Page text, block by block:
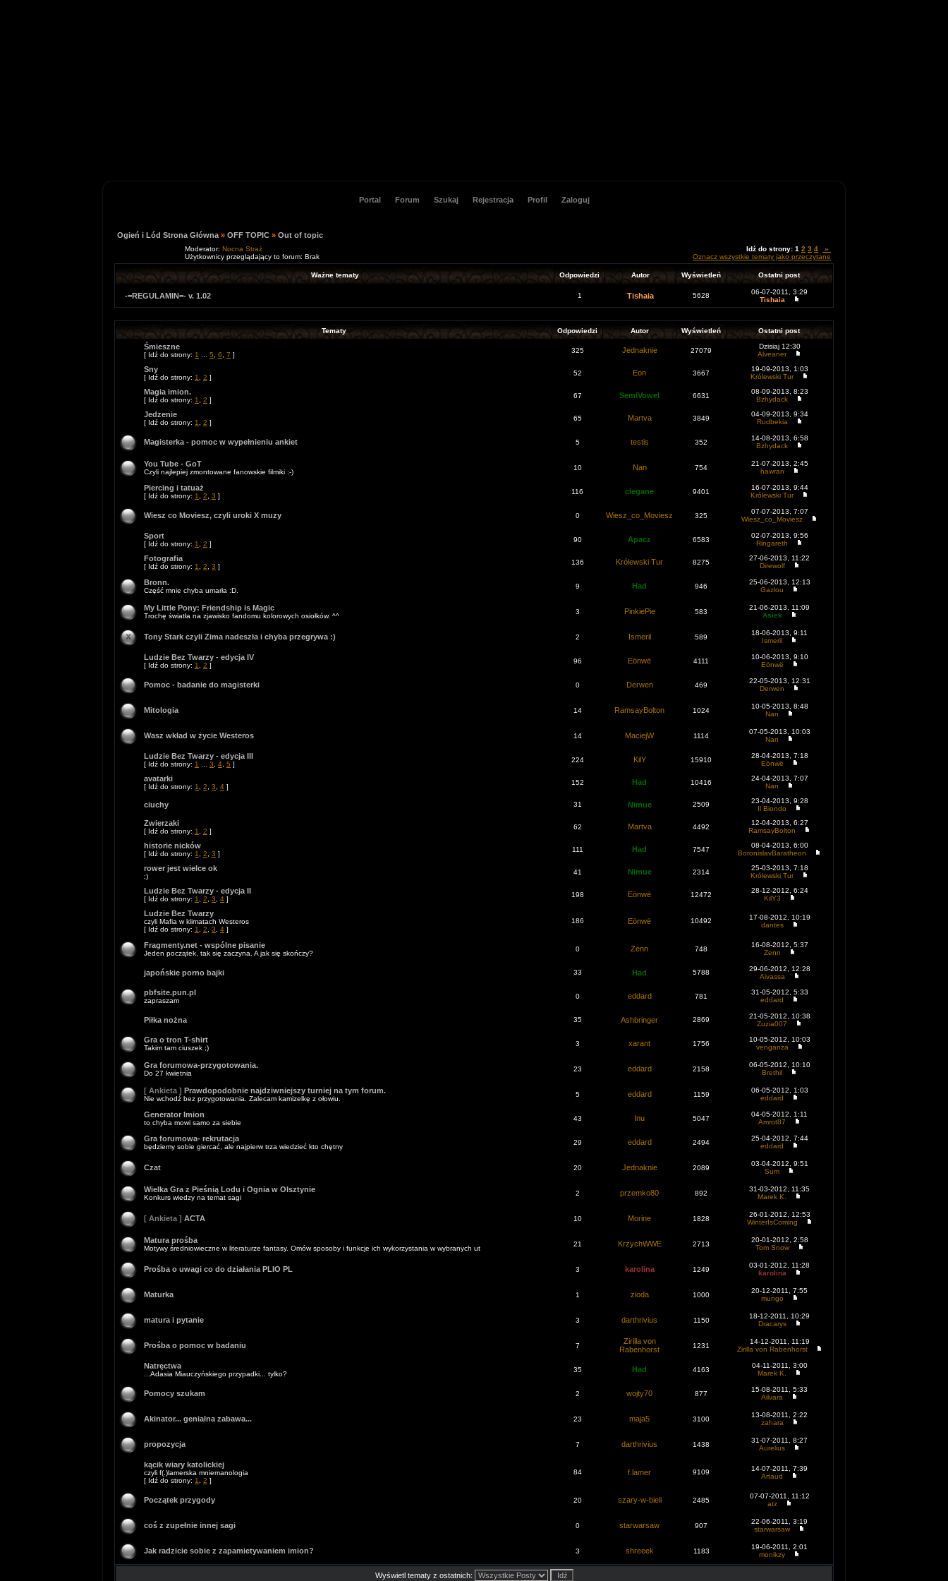
Portal Forum Szukaj Rejestracja Profil Zaloguj
Ogień i Lód Strona Główna » OFF TOPIC » Out of topic
Moderator: Nocna Straż
Użytkownicy przeglądający to forum: Brak
Idź do strony: 1 2 3 4
»
Oznacz wszystkie tematy jako przeczytane
Ważne tematy Odpowiedzi Autor Wyświetleń Ostatni post
-=REGULAMIN=- v. 1.02 1 Tishaia 5628
06-07-2011, 3:29
Tishaia
Tematy Odpowiedzi Autor Wyświetleń Ostatni post
Śmieszne
[ Idź do strony: 1 5 6 7 ]
325 Jednaknie 27079
Dzisiaj 12:30
Alveaner
Sny
[ Idź do strony: 1 2 ]
52 Eon 3667
19-09-2013, 1:03
Królewski Tur
Magia imion.
[ Idź do strony: 1 2 ]
67 SemiVowel 6631
08-09-2013, 8:23
Bzhydack
Jedzenie
[ Idź do strony: 1 2 ]
65 Martva 3849
04-09-2013, 9:34
Rudbekia
Magisterka - pomoc w wypełnieniu ankiet 5 testis 352
14-08-2013, 6:58
Bzhydack
You Tube - GoT
Czyli najlepiej zmontowane fanowskie filmiki :-)
10 Nan 754
21-07-2013, 2:45
hawran
Piercing i tatuaż
[ Idź do strony: 1 2 3 ]
116 clegane 9401
16-07-2013, 9:44
Królewski Tur
Wiesz co Moviesz, czyli uroki X muzy 0 Wiesz_co_Moviesz 325
07-07-2013, 7:07
Wiesz_co_Moviesz
Sport
[ Idź do strony: 1 2 ]
90 Apacz 6583
02-07-2013, 9:56
Ringareth
Fotografia
[ Idź do strony: 1 2 3 ]
136 Królewski Tur 8275
27-06-2013, 11:22
Direwolf
Bronn.
Część mnie chyba umarła :D.
9 Had 946
25-06-2013, 12:13
Gazlou
My Little Pony: Friendship is Magic
Trochę światła na zjawisko fandomu kolorowych osiołków. ^^
3 PinkiePie 583
21-06-2013, 11:09
Asiek
Tony Stark czyli Zima nadeszła i chyba przegrywa :) 2 Ismeril 589
18-06-2013, 9:11
Ismeril
Ludzie Bez Twarzy - edycja IV
[ Idź do strony: 1 2 ]
96 Eönwë 4111
10-06-2013, 9:10
Eönwë
Pomoc - badanie do magisterki 0 Derwen 469
22-05-2013, 12:31
Derwen
Mitologia 14 RamsayBolton 1024
10-05-2013, 8:48
Nan
Wasz wkład w życie Westeros 14 MaciejW 1114
07-05-2013, 10:03
Nan
Ludzie Bez Twarzy - edycja III
[ Idź do strony: 1 3 4 5 ]
224 KilY 15910
28-04-2013, 7:18
Eönwë
avatarki
[ Idź do strony: 1 2 3 4 ]
152 Had 10416
24-04-2013, 7:07
Nan
ciuchy 31 Nimue 2509
23-04-2013, 9:28
Il Biondo
Zwierzaki
[ Idź do strony: 1 2 ]
62 Martva 4492
12-04-2013, 6:27
RamsayBolton
historie nicków
[ Idź do strony: 1 2 3 ]
111 Had 7547
08-04-2013, 6:00
BoronislavBaratheon
rower jest wielce ok
;)
41 Nimue 2314
25-03-2013, 7:18
Królewski Tur
Ludzie Bez Twarzy - edycja II
[ Idź do strony: 1 2 3 4 ]
198 Eönwë 12472
28-12-2012, 6:24
KilY3
Ludzie Bez Twarzy
czyli Mafia w klimatach Westeros
[ Idź do strony: 1 2 3 4 ]
186 Eönwë 10492
17-08-2012, 10:19
dantes
Fragmenty.net - wspólne pisanie
Jeden początek, tak się zaczyna. A jak się skończy?
0 Zenn 748
16-08-2012, 5:37
Zenn
japońskie porno bajki 33 Had 5788
29-06-2012, 12:28
Aivassa
pbfsite.pun.pl
zapraszam
0 eddard 781
31-05-2012, 5:33
eddard
Piłka nożna 35 Ashbringer 2869
21-05-2012, 10:38
Zuzia007
Gra o tron T-shirt
Takim tam ciuszek ;)
3 xarant 1756
10-05-2012, 10:03
venganza
Gra forumowa-przygotowania.
Do 27 kwietnia
23 eddard 2158
06-05-2012, 10:10
Brethil
[ Ankieta ] Prawdopodobnie najdziwniejszy turniej na tym forum.
Nie wchodź bez przygotowania. Zalecam kamizelkę z ołowiu.
5 eddard 1159
06-05-2012, 1:03
eddard
Generator Imion
to chyba mowi samo za siebie
43 Inu 5047
04-05-2012, 1:11
Amrot87
Gra forumowa- rekrutacja
będziemy sobie giercać, ale najpierw trza wiedzieć kto chętny
29 eddard 2494
25-04-2012, 7:44
eddard
Czat 20 Jednaknie 2089
03-04-2012, 9:51
Sum
Wielka Gra z Pieśnią Lodu i Ognia w Olsztynie
Konkurs wiedzy na temat sagi
2 przemko80 892
31-03-2012, 11:35
Marek K.
[ Ankieta ] ACTA 10 Morine 1828
26-01-2012, 12:53
WinterIsComing
Matura prośba
Motywy średniowieczne w literaturze fantasy. Omów sposoby i funkcje ich wykorzystania w wybranych ut
21 KrzychWWE 2713
20-01-2012, 2:58
Tom Snow
Prośba o uwagi co do działania PLIO PL 3 karolina 1249
03-01-2012, 11:28
karolina
Maturka 1 zioda 1000
20-12-2011, 7:55
mungo
matura i pytanie 3 darthrivius 1150
18-12-2011, 10:29
Dracarys
Prośba o pomoc w badaniu 7
Zirilla von
Rabenhorst
1231
14-12-2011, 11:19
Zirilla von Rabenhorst
Natręctwa
...Adasia Miauczyńskiego przypadki... tylko?
35 Had 4163
04-11-2011, 3:00
Marek K.
Pomocy szukam 2 wojty70 877
15-08-2011, 5:33
Ailvara
Akinator... genialna zabawa... 23 maja5 3100
13-08-2011, 2:22
zahara
propozycja 7 darthrivius 1438
31-07-2011, 8:27
Aurelius
kącik wiary katolickiej
czyli f(.)lamerska mniemanologia
[ Idź do strony: 1 2 ]
84 f.lamer 9109
14-07-2011, 7:39
Artaud
Początek przygody 20 szary-w-bieli 2485
07-07-2011, 11:12
atz
coś z zupełnie innej sagi 0 starwarsaw 907
22-06-2011, 3:19
starwarsaw
Jak radzicie sobie z zapamietywaniem imion? 3 shreeek 1183
19-06-2011, 2:01
monikzy
Wyświetl tematy z ostatnich: